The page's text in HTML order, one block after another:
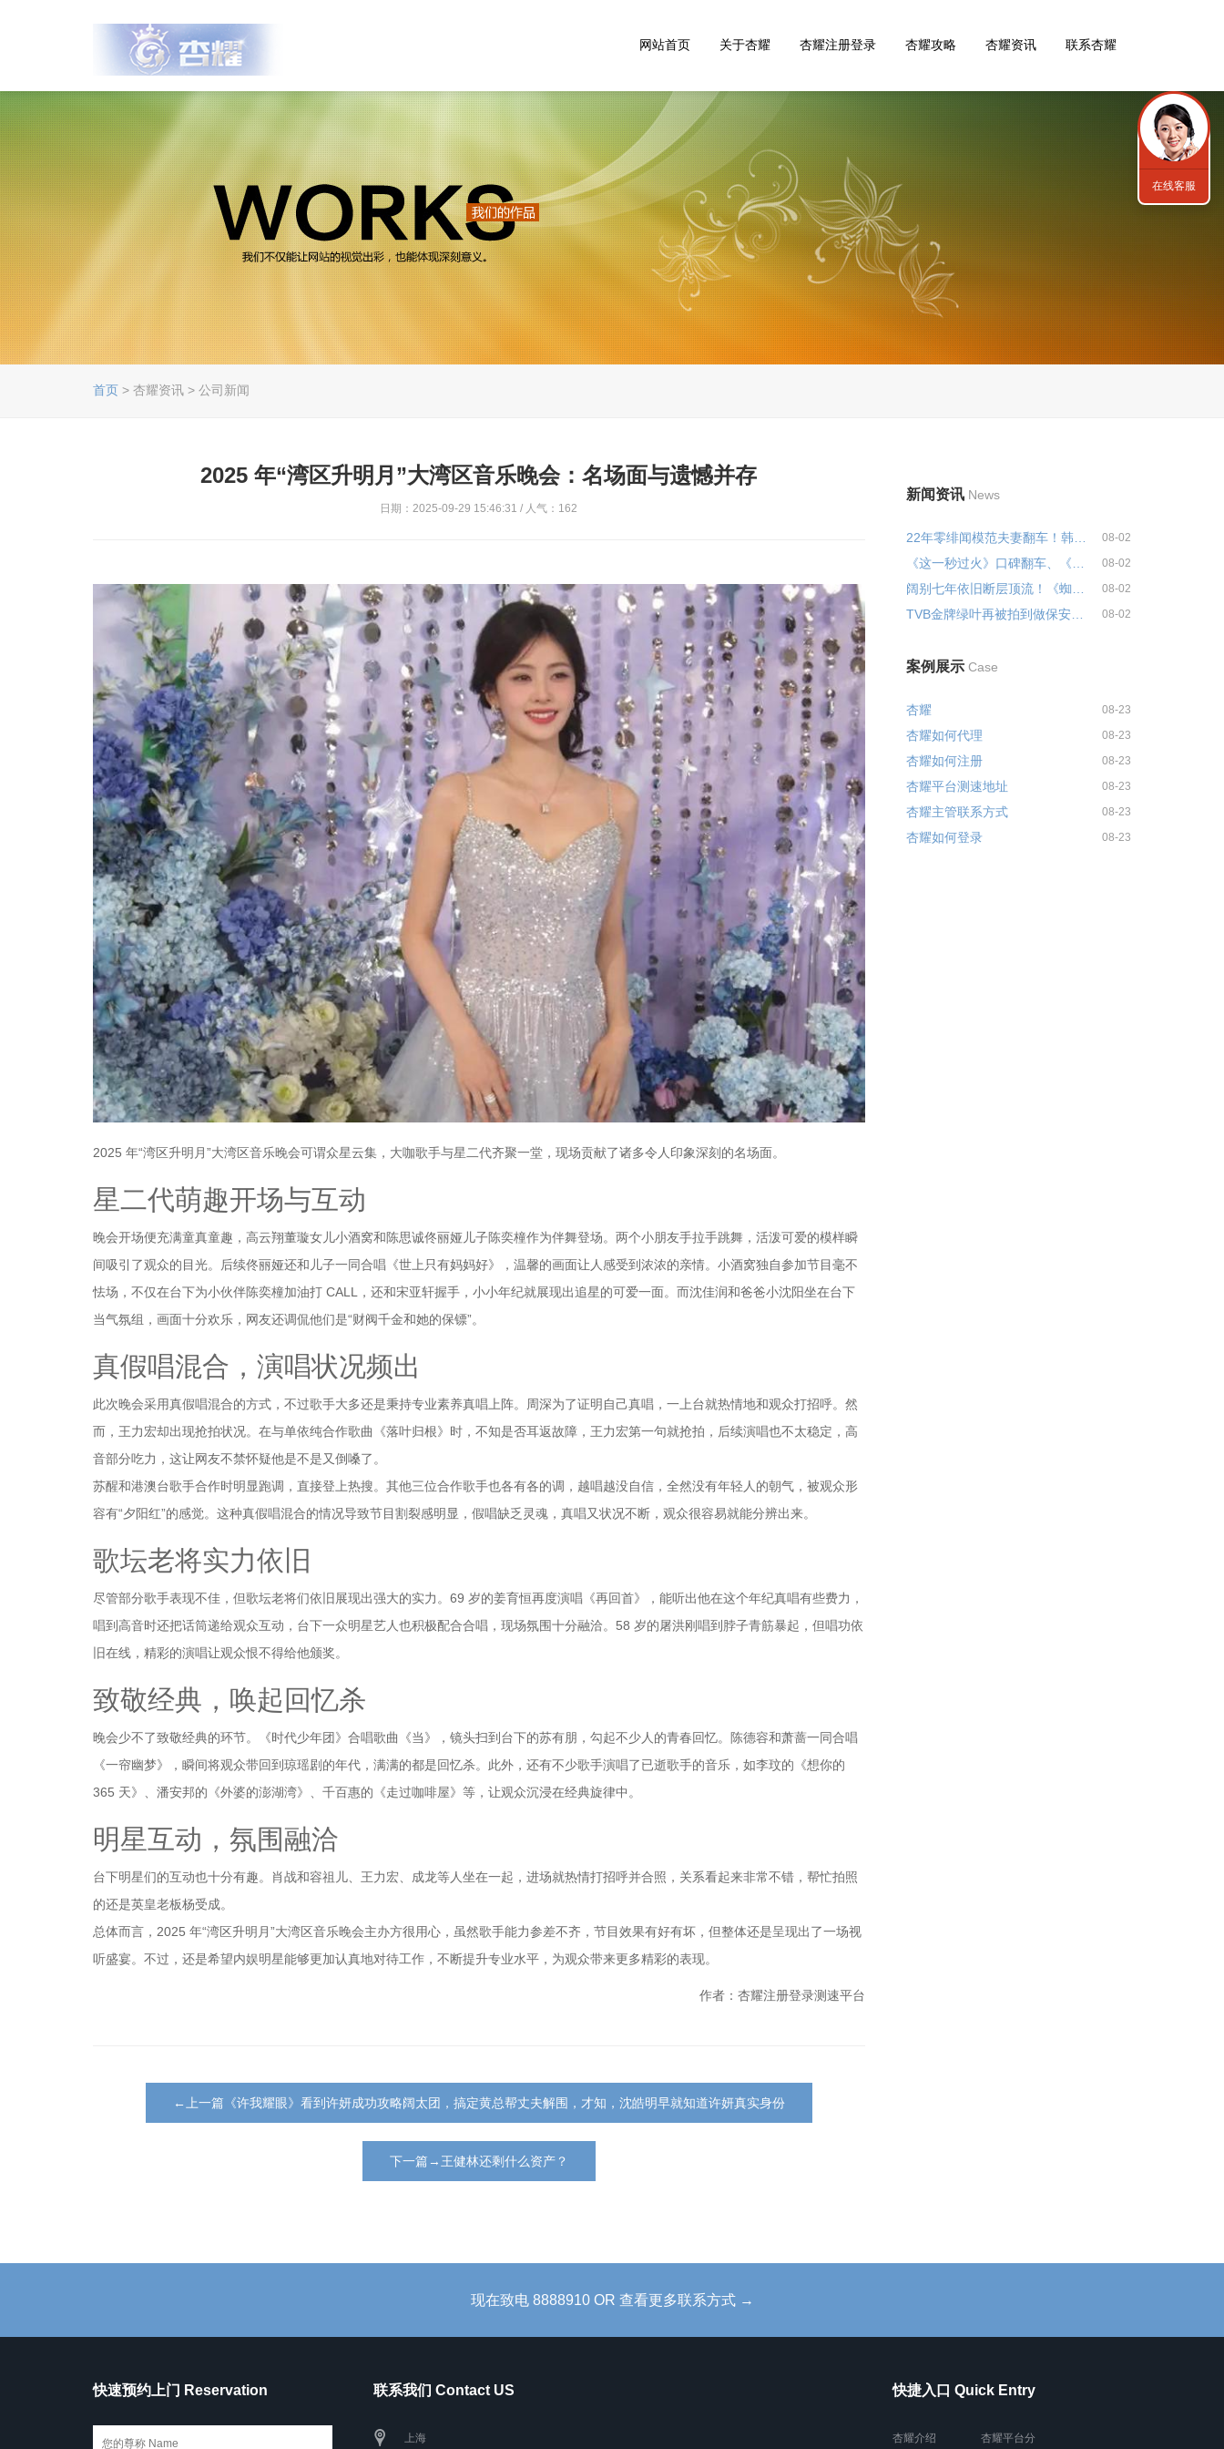
网站首页 关于杏耀 杏耀注册登录 杏耀攻略 杏耀资讯 联系杏耀
首页 > 杏耀资讯 > 公司新闻
2025 年“湾区升明月”大湾区音乐晚会：名场面与遗憾并存
日期：2025-09-29 15:46:31 / 人气：162
2025 年“湾区升明月”大湾区音乐晚会可谓众星云集，大咖歌手与星二代齐聚一堂，现场贡献了诸多令人印象深刻的名场面。
星二代萌趣开场与互动
晚会开场便充满童真童趣，高云翔董璇女儿小酒窝和陈思诚佟丽娅儿子陈奕橦作为伴舞登场。两个小朋友手拉手跳舞，活泼可爱的模样瞬
间吸引了观众的目光。后续佟丽娅还和儿子一同合唱《世上只有妈妈好》，温馨的画面让人感受到浓浓的亲情。小酒窝独自参加节目毫不
怯场，不仅在台下为小伙伴陈奕橦加油打 CALL，还和宋亚轩握手，小小年纪就展现出追星的可爱一面。而沈佳润和爸爸小沈阳坐在台下
当气氛组，画面十分欢乐，网友还调侃他们是“财阀千金和她的保镖”。
真假唱混合，演唱状况频出
此次晚会采用真假唱混合的方式，不过歌手大多还是秉持专业素养真唱上阵。周深为了证明自己真唱，一上台就热情地和观众打招呼。然
而，王力宏却出现抢拍状况。在与单依纯合作歌曲《落叶归根》时，不知是否耳返故障，王力宏第一句就抢拍，后续演唱也不太稳定，高
音部分吃力，这让网友不禁怀疑他是不是又倒嗓了。
苏醒和港澳台歌手合作时明显跑调，直接登上热搜。其他三位合作歌手也各有各的调，越唱越没自信，全然没有年轻人的朝气，被观众形
容有“夕阳红”的感觉。这种真假唱混合的情况导致节目割裂感明显，假唱缺乏灵魂，真唱又状况不断，观众很容易就能分辨出来。
歌坛老将实力依旧
尽管部分歌手表现不佳，但歌坛老将们依旧展现出强大的实力。69 岁的姜育恒再度演唱《再回首》，能听出他在这个年纪真唱有些费力，
唱到高音时还把话筒递给观众互动，台下一众明星艺人也积极配合合唱，现场氛围十分融洽。58 岁的屠洪刚唱到脖子青筋暴起，但唱功依
旧在线，精彩的演唱让观众恨不得给他颁奖。
致敬经典，唤起回忆杀
晚会少不了致敬经典的环节。《时代少年团》合唱歌曲《当》，镜头扫到台下的苏有朋，勾起不少人的青春回忆。陈德容和萧蔷一同合唱
《一帘幽梦》，瞬间将观众带回到琼瑶剧的年代，满满的都是回忆杀。此外，还有不少歌手演唱了已逝歌手的音乐，如李玟的《想你的
365 天》、潘安邦的《外婆的澎湖湾》、千百惠的《走过咖啡屋》等，让观众沉浸在经典旋律中。
明星互动，氛围融洽
台下明星们的互动也十分有趣。肖战和容祖儿、王力宏、成龙等人坐在一起，进场就热情打招呼并合照，关系看起来非常不错，帮忙拍照
的还是英皇老板杨受成。
总体而言，2025 年“湾区升明月”大湾区音乐晚会主办方很用心，虽然歌手能力参差不齐，节目效果有好有坏，但整体还是呈现出了一场视
听盛宴。不过，还是希望内娱明星能够更加认真地对待工作，不断提升专业水平，为观众带来更多精彩的表现。
作者：杏耀注册登录测速平台
←上一篇《许我耀眼》看到许妍成功攻略阔太团，搞定黄总帮丈夫解围，才知，沈皓明早就知道许妍真实身份
下一篇→王健林还剩什么资产？
新闻资讯 News
22年零绯闻模范夫妻翻车！韩国影... 08-02
08-02
08-02
TVB金牌绿叶再被拍到做保安，... 08-02
案例展示 Case
杏耀 08-23
杏耀如何代理 08-23
杏耀如何注册 08-23
杏耀平台测速地址 08-23
杏耀主管联系方式 08-23
杏耀如何登录 08-23
现在致电 8888910 OR 查看更多联系方式 →
快速预约上门 Reservation 联系我们 Contact US
上海
快捷入口 Quick Entry
杏耀介绍 杏耀平台分
在线客服